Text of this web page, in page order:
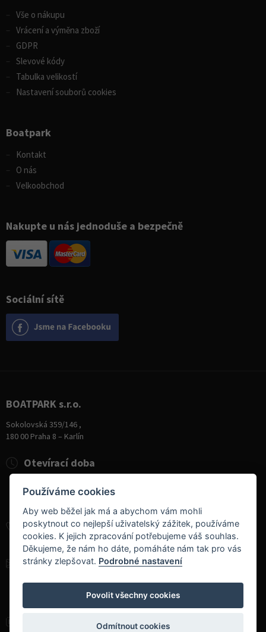
Sociální sítě
Vše o nákupu
Vrácení a výměna zboží
GDPR
Slevové kódy
Tabulka velikostí
Nastavení souborů cookies
Boatpark
Kontakt
O nás
Velkoobchod
Nakupte u nás jednoduše a bezpečně
BOATPARK s.r.o.
Sokolovská 359/146 ,
180 00 Praha 8 – Karlín
+420 284 826 787
+420 604 728 042
info@boatpark.cz
Otevírací doba
Úterý - Pátek
10:00 - 19:00
Sobota
9:00 - 14:00
Používáme cookies
Aby web běžel jak má a abychom vám mohli
poskytnout co nejlepší uživatelský zážitek, používáme
cookies. K jejich zpracování potřebujeme váš souhlas.
Děkujeme, že nám ho dáte, pomáháte nám tak pro vás
stránky zlepšovat. Podrobné nastavení
Povolit všechny cookies
Odmítnout cookies